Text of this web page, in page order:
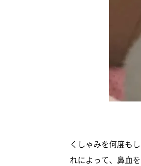
くしゃみを何度も
れによって、鼻血